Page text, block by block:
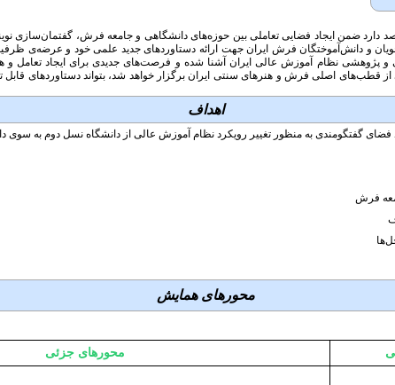
ضمن ایجاد فضایی تعاملی بین حوزه‌های دانشگاهی و جامعه فرش، گفتمان‌سازی
و دانش‌آموختگان فرش ایران جهت ارائه دستاوردهای جدید علمی خود و عرضه‌ی
و پژوهشی نظام آموزش عالی ایران آشنا شده و فرصت‌های جدیدی برای ایجاد تعامل
قطب‌های اصلی فرش و هنرهای سنتی ایران برگزار خواهد شد، بتواند دستاوردهای قابل
اهداف
گفتگومندی به منظور تغییر رویکرد نظام آموزش عالی از دانشگاه نسل دوم به سوی
محورهای همایش
محورهای جزئی